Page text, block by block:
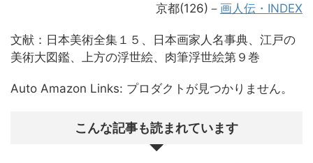
京都(126)－ 画人伝・INDEX
文献：日本美術全集１５、日本画家人名事典、江戸の
美術大図鑑、上方の浮世絵、肉筆浮世絵第９巻
Auto Amazon Links: プロダクトが見つかりません。
こんな記事も読まれています